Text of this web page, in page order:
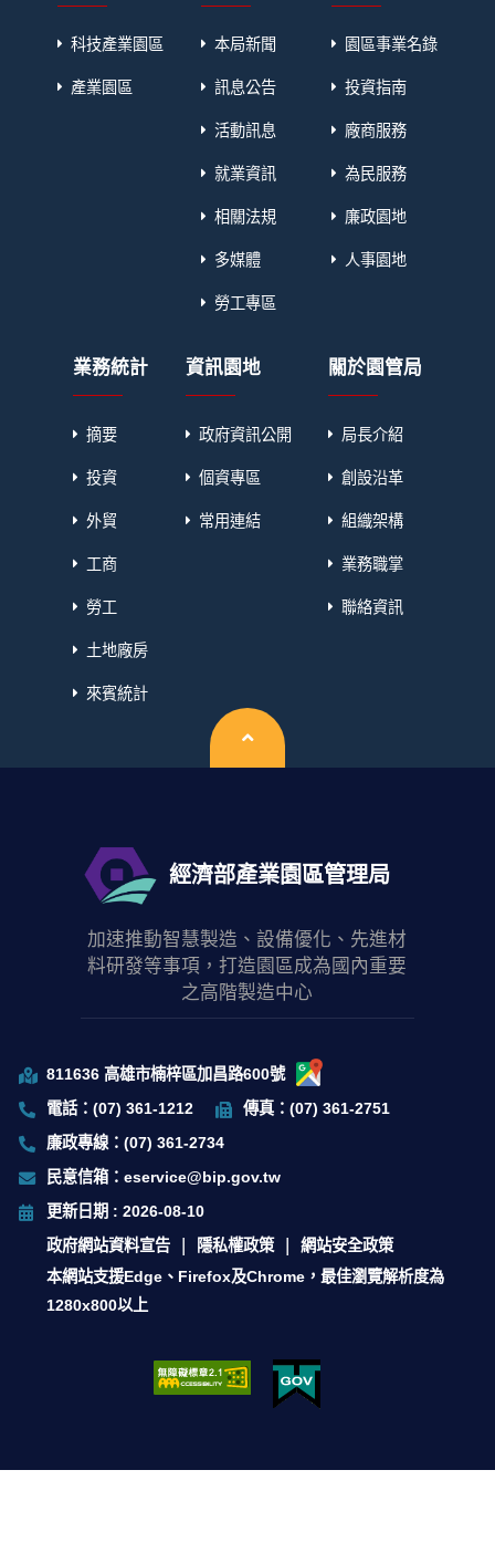
科技產業園區
產業園區
本局新聞
訊息公告
活動訊息
就業資訊
相關法規
多媒體
勞工專區
園區事業名錄
投資指南
廠商服務
為民服務
廉政園地
人事園地
業務統計
摘要
投資
外貿
工商
勞工
土地廠房
來賓統計
資訊園地
政府資訊公開
個資專區
常用連結
關於園管局
局長介紹
創設沿革
組織架構
業務職掌
聯絡資訊
經濟部產業園區管理局
加速推動智慧製造、設備優化、先進材
料研發等事項，打造園區成為國內重要
之高階製造中心
811636 高雄市楠梓區加昌路600號
電話：(07) 361-1212
傳真：(07) 361-2751
廉政專線：(07) 361-2734
民意信箱：eservice@bip.gov.tw
更新日期 : 2026-08-10
政府網站資料宣告
隱私權政策
網站安全政策
本網站支援Edge、Firefox及Chrome，最佳瀏覽解析度為
1280x800以上